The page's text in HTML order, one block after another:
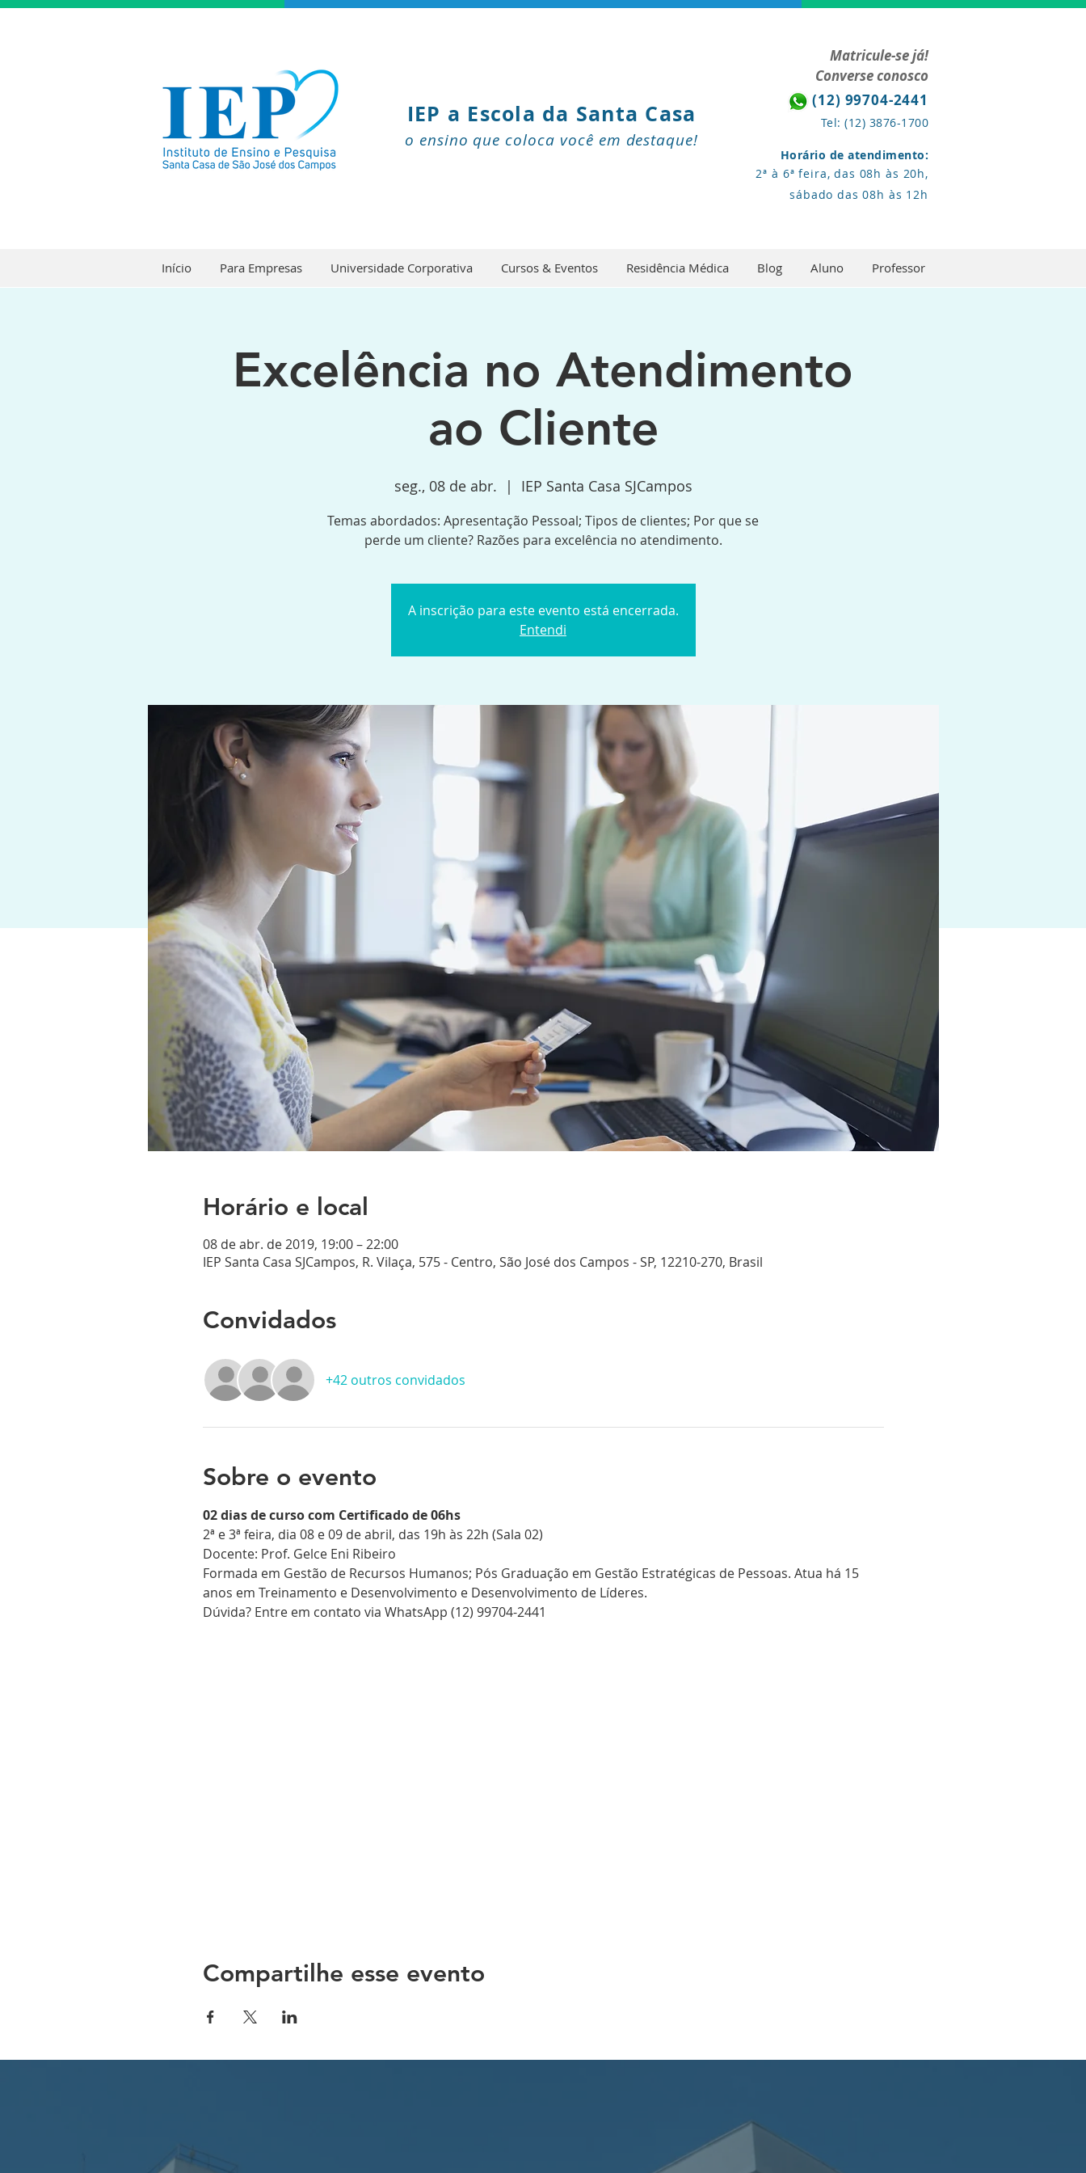
IEP a Escola da Santa Casa
o ensino que coloca você em destaque!
Matricule-se já!
Converse conosco
(12) 99704-2441
Tel: (12) 3876-1700
Horário de atendimento:
2ª à 6ª feira, das 08h às 20h,
sábado das 08h às 12h
Início Para Empresas Universidade Corporativa Cursos & Eventos Residência Médica Blog Aluno Professor
Excelência no Atendimento
ao Cliente
seg., 08 de abr.
  |
IEP Santa Casa SJCampos
Temas abordados: Apresentação Pessoal; Tipos de clientes; Por que se
perde um cliente? Razões para excelência no atendimento.
A inscrição para este evento está encerrada.
Entendi
Horário e local
08 de abr. de 2019, 19:00 – 22:00
IEP Santa Casa SJCampos, R. Vilaça, 575 - Centro, São José dos Campos - SP, 12210-270, Brasil
Convidados
+42 outros convidados
Sobre o evento
02 dias de curso com Certificado de 06hs
2ª e 3ª feira, dia 08 e 09 de abril, das 19h às 22h (Sala 02)
Formada em Gestão de Recursos Humanos; Pós Graduação em Gestão Estratégicas de Pessoas. Atua há 15
Dúvida? Entre em contato via WhatsApp (12) 99704-2441
Compartilhe esse evento